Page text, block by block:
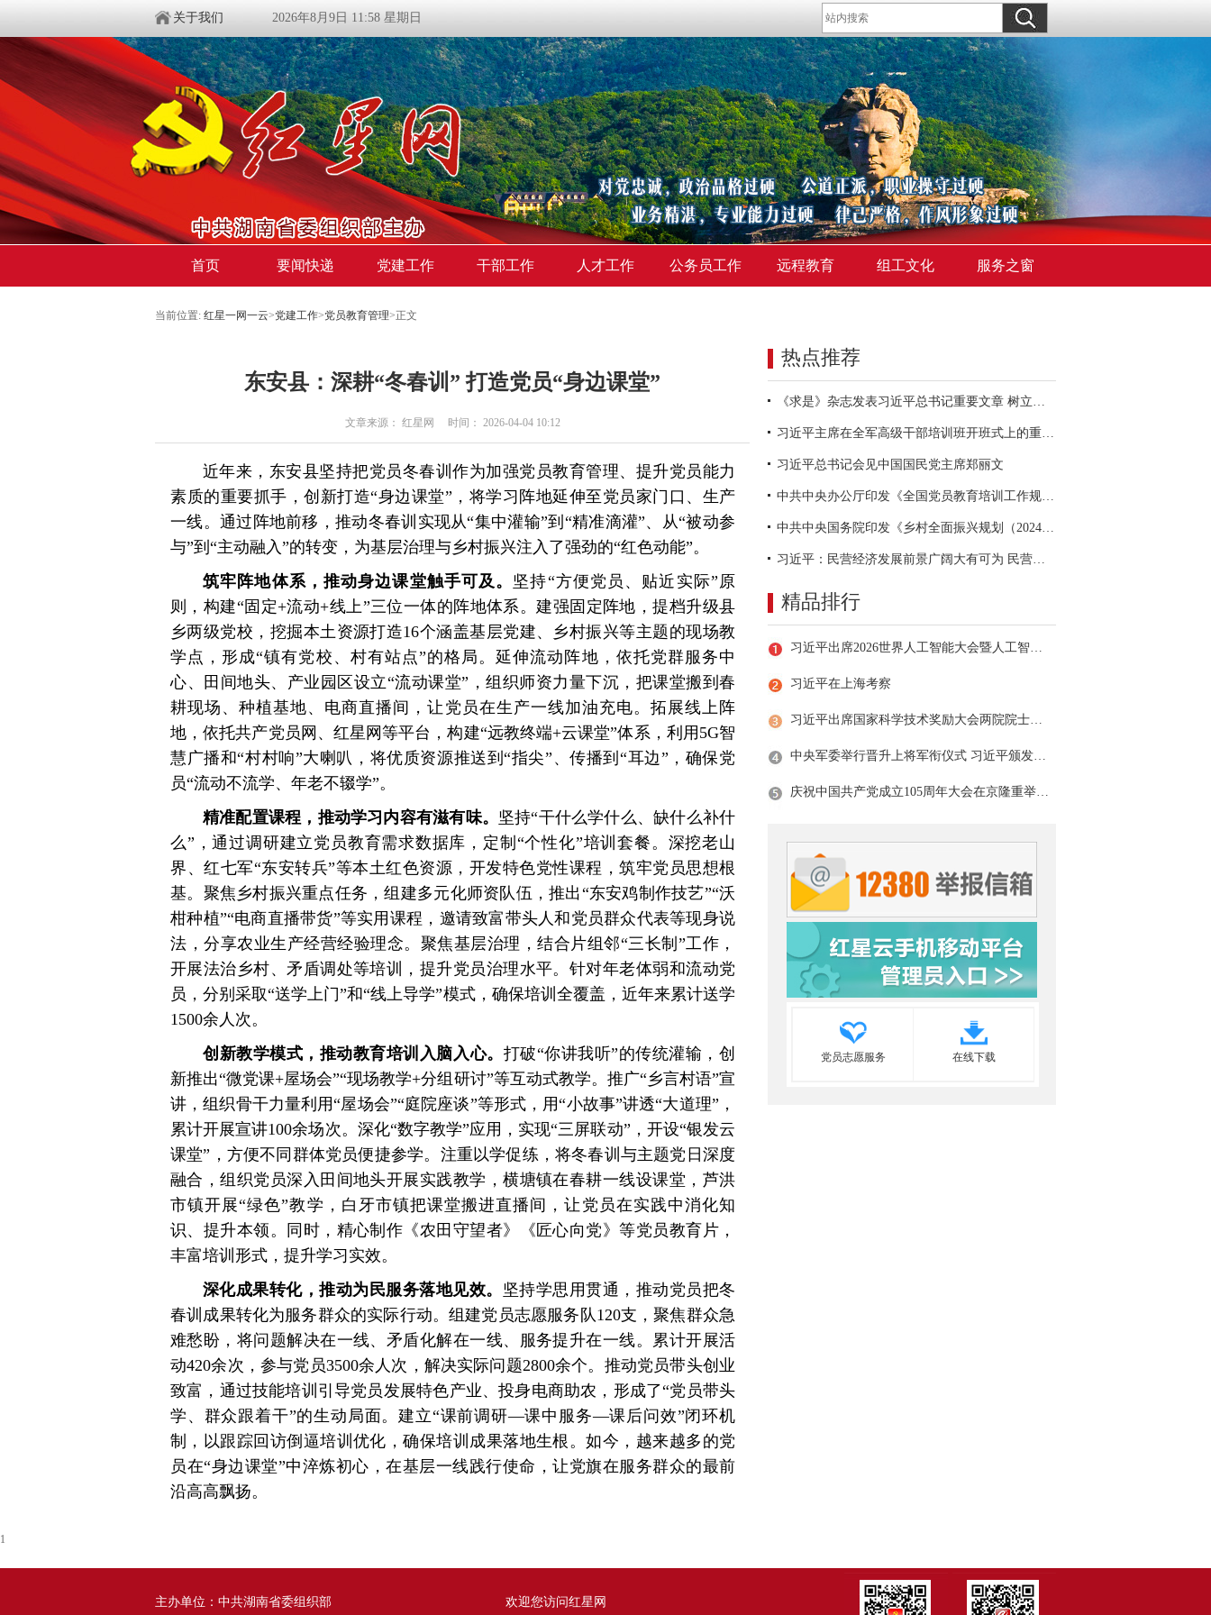
关于我们 2026年8月9日 11:58 星期日
首页 要闻快递 党建工作 干部工作 人才工作 公务员工作 远程教育 组工文化 服务之窗
当前位置: 红星一网一云>党建工作>党员教育管理>正文
东安县：深耕“冬春训” 打造党员“身边课堂”
文章来源： 红星网 时间： 2026-04-04 10:12
近年来，东安县坚持把党员冬春训作为加强党员教育管理、提升党员能力
素质的重要抓手，创新打造“身边课堂”，将学习阵地延伸至党员家门口、生产
一线。通过阵地前移，推动冬春训实现从“集中灌输”到“精准滴灌”、从“被动参
与”到“主动融入”的转变，为基层治理与乡村振兴注入了强劲的“红色动能”。
筑牢阵地体系，推动身边课堂触手可及。 坚持“方便党员、贴近实际”原
则，构建“固定+流动+线上”三位一体的阵地体系。建强固定阵地，提档升级县
乡两级党校，挖掘本土资源打造16个涵盖基层党建、乡村振兴等主题的现场教
学点，形成“镇有党校、村有站点”的格局。延伸流动阵地，依托党群服务中
心、田间地头、产业园区设立“流动课堂”，组织师资力量下沉，把课堂搬到春
耕现场、种植基地、电商直播间，让党员在生产一线加油充电。拓展线上阵
地，依托共产党员网、红星网等平台，构建“远教终端+云课堂”体系，利用5G智
慧广播和“村村响”大喇叭，将优质资源推送到“指尖”、传播到“耳边”，确保党
员“流动不流学、年老不辍学”。
精准配置课程，推动学习内容有滋有味。 坚持“干什么学什么、缺什么补什
么”，通过调研建立党员教育需求数据库，定制“个性化”培训套餐。深挖老山
界、红七军“东安转兵”等本土红色资源，开发特色党性课程，筑牢党员思想根
基。聚焦乡村振兴重点任务，组建多元化师资队伍，推出“东安鸡制作技艺”“沃
柑种植”“电商直播带货”等实用课程，邀请致富带头人和党员群众代表等现身说
法，分享农业生产经营经验理念。聚焦基层治理，结合片组邻“三长制”工作，
开展法治乡村、矛盾调处等培训，提升党员治理水平。针对年老体弱和流动党
员，分别采取“送学上门”和“线上导学”模式，确保培训全覆盖，近年来累计送学
1500余人次。
创新教学模式，推动教育培训入脑入心。 打破“你讲我听”的传统灌输，创
新推出“微党课+屋场会”“现场教学+分组研讨”等互动式教学。推广“乡言村语”宣
讲，组织骨干力量利用“屋场会”“庭院座谈”等形式，用“小故事”讲透“大道理”，
累计开展宣讲100余场次。深化“数字教学”应用，实现“三屏联动”，开设“银发云
课堂”，方便不同群体党员便捷参学。注重以学促练，将冬春训与主题党日深度
融合，组织党员深入田间地头开展实践教学，横塘镇在春耕一线设课堂，芦洪
市镇开展“绿色”教学，白牙市镇把课堂搬进直播间，让党员在实践中消化知
识、提升本领。同时，精心制作《农田守望者》《匠心向党》等党员教育片，
丰富培训形式，提升学习实效。
深化成果转化，推动为民服务落地见效。 坚持学思用贯通，推动党员把冬
春训成果转化为服务群众的实际行动。组建党员志愿服务队120支，聚焦群众急
难愁盼，将问题解决在一线、矛盾化解在一线、服务提升在一线。累计开展活
动420余次，参与党员3500余人次，解决实际问题2800余个。推动党员带头创业
致富，通过技能培训引导党员发展特色产业、投身电商助农，形成了“党员带头
学、群众跟着干”的生动局面。建立“课前调研—课中服务—课后问效”闭环机
制，以跟踪回访倒逼培训优化，确保培训成果落地生根。如今，越来越多的党
员在“身边课堂”中淬炼初心，在基层一线践行使命，让党旗在服务群众的最前
沿高高飘扬。
热点推荐
《求是》杂志发表习近平总书记重要文章 树立和践行正确政绩观
习近平主席在全军高级干部培训班开班式上的重要讲话引领全军开展思想整风、深化政治整训
习近平总书记会见中国国民党主席郑丽文
中共中央办公厅印发《全国党员教育培训工作规划（2024－2028年）》
中共中央国务院印发《乡村全面振兴规划（2024—2027年）》
习近平：民营经济发展前景广阔大有可为 民营企业和民营企业家大显身手正当其时
精品排行
习近平出席2026世界人工智能大会暨人工智能全球治理高级别会议开幕式并发表主旨讲话
习近平在上海考察
习近平出席国家科学技术奖励大会两院院士大会中国科协第十一次全国代表大会并发表重要讲话
中央军委举行晋升上将军衔仪式 习近平颁发命令状并向晋衔的军官表示祝贺
庆祝中国共产党成立105周年大会在京隆重举行 习近平发表重要讲话
党员志愿服务 在线下载
1
主办单位：中共湖南省委组织部 欢迎您访问红星网